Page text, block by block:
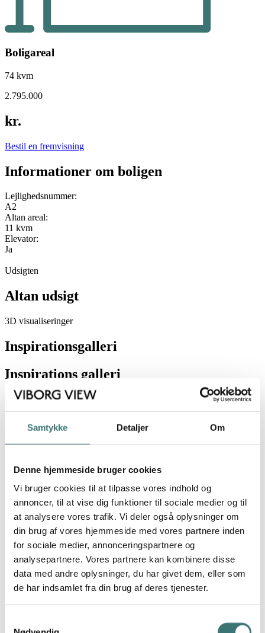
Samtykke Detaljer Om
Denne hjemmeside bruger cookies
Vi bruger cookies til at tilpasse vores indhold og
annoncer, til at vise dig funktioner til sociale medier og til
at analysere vores trafik. Vi deler også oplysninger om
din brug af vores hjemmeside med vores partnere inden
for sociale medier, annonceringspartnere og
analysepartnere. Vores partnere kan kombinere disse
data med andre oplysninger, du har givet dem, eller som
de har indsamlet fra din brug af deres tjenester.
Boligareal
74 kvm
2.795.000
kr.
Bestil en fremvisning
Informationer om boligen
Lejlighedsnummer:
A2
Altan areal:
11 kvm
Elevator:
Ja
Udsigten
Altan udsigt
3D visualiseringer
Inspirationsgalleri
Inspirations galleri
Visualiseringerne er vejledende og ikke nødvendigvis fra viste
lejlighed - derfor passer udsigterne ikke altid
Visualisering af lejlighedsnummer A26
Visualisering af lejlighedsnummer A26
Visualisering af lejlighedsnummer A26
Visualisering af lejlighedsnummer A26
Visualisering af lejlighedsnummer A26